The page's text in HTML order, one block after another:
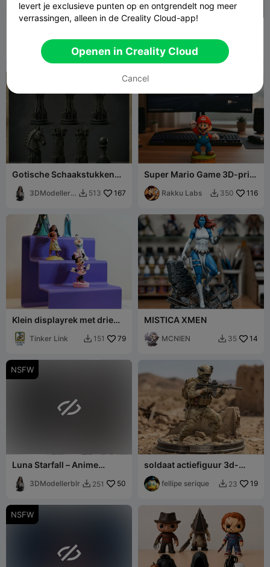
KPay  1.2K 530 HomeDecor 3.2K
Gotische Schaakstukken
Limited Edition 3D
Printbare Collectie
3DModellerb
 513 167
Super Mario Game 3D-print
– Iconische houding
Rakku Labs  350 116
Klein displayrek met drie
niveaus
Tinker Link  151 79
MISTICA XMEN
MCNIEN  35 14
NSFW

Luna Starfall – Anime
Fantasy Girl Figurine
3DModellerblr  251 50
soldaat actiefiguur 3d-
model
fellipe serique  23 19
NSFW

levert je exclusieve punten op en ontgrendelt nog meer
verrassingen, alleen in de Creality Cloud-app!
Openen in Creality Cloud
Cancel